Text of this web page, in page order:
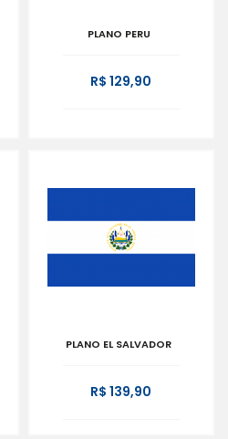
PLANO PERU
R$ 129,90
PLANO EL SALVADOR
R$ 139,90